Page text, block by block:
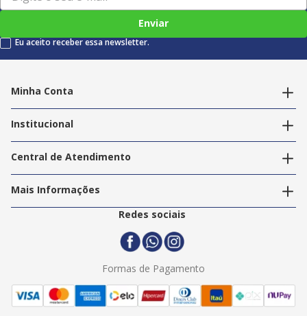
Enviar
Eu aceito receber essa newsletter.
Minha Conta
Editar endereços
Institucional
Nossas Lojas
Trabalhe Conosco
Central de Atendimento
Política de Privacidade
Termos e Condições
Politica de Entrega
Mais Informações
2ª Via Nota Fiscal
Redes sociais
Formas de Pagamento